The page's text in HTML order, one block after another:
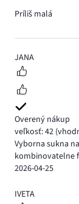
5
JANA
Overený nákup
veľkosť: 42
Vyborna sukna
kombinovatelne
2026-04-25
5
IVETA
Príliš malá